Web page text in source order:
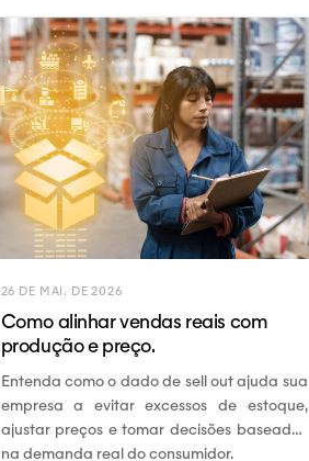
26 DE MAI. DE 2026
Como alinhar vendas reais com
produção e preço.
Entenda como o dado de sell out ajuda sua
empresa a evitar excessos de estoque,
ajustar preços e tomar decisões baseadas
na demanda real do consumidor.